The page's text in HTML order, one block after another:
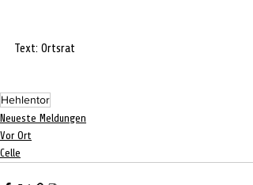
Text: Ortsrat
Hehlentor
Neueste Meldungen
Vor Ort
Celle